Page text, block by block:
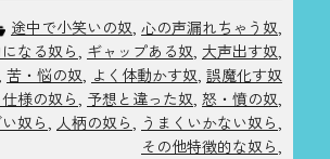
途中で小笑いの奴, 心の声漏れちゃう奴,
なる奴ら, ギャップある奴, 大声出す奴,
苦・悩の奴, よく体動かす奴, 誤魔化す奴
様の奴ら, 予想と違った奴, 怒・憤の奴,
奴ら, 人柄の奴ら, うまくいかない奴ら,
その他特徴的な奴ら,